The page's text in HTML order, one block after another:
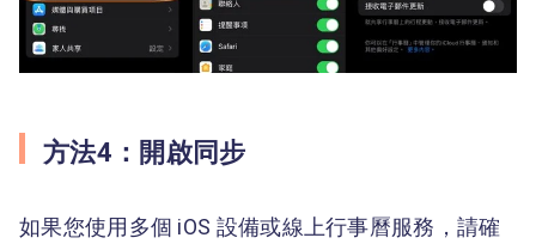
方法4：開啟同步
如果您使用多個 iOS 設備或線上行事曆服務，請確